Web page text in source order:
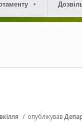
/ опублікував